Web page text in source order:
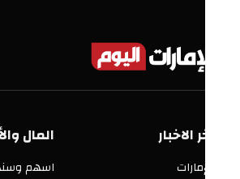
الاخبار المال والأعمال
اسهم وسندات